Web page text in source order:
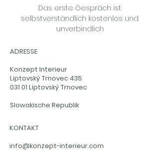
Das erste Gespräch ist
selbstverständlich kostenlos und
unverbindlich
ADRESSE
Konzept Interieur
Liptovský Trnovec 435
031 01 Liptovský Trnovec
Slowakische Republik
KONTAKT
info@konzept-interieur.com